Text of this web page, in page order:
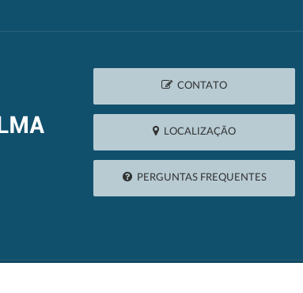
CONTATO
LOCALIZAÇÃO
PERGUNTAS FREQUENTES